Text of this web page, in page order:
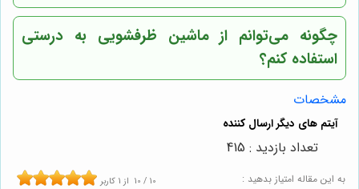
چگونه می‌توانم از ماشین ظرفشویی به درستی
استفاده کنم؟
مشخصات
به این مقاله امتیاز بدهید : 10 / 10 از 1 کاربر
تعداد بازدید : 415